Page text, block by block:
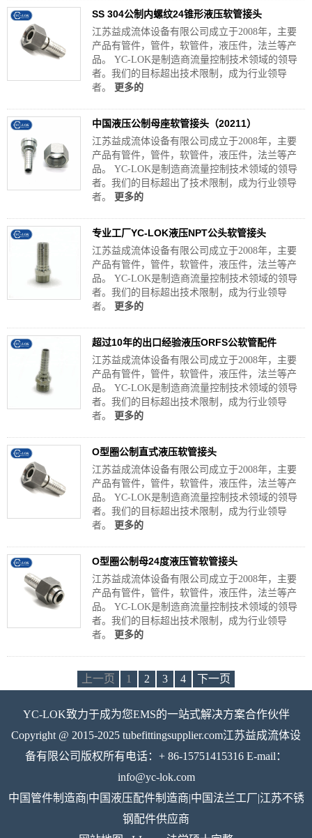
SS 304公制内螺纹24锥形液压软管接头
江苏益成流体设备有限公司成立于2008年，主要
产品有管件，管件，软管件，液压件，法兰等产
品。 YC-LOK是制造商流量控制技术领域的领导
者。我们的目标超出技术限制，成为行业领导
者。
更多的
中国液压公制母座软管接头（20211）
江苏益成流体设备有限公司成立于2008年，主要
产品有管件，管件，软管件，液压件，法兰等产
品。 YC-LOK是制造商流量控制技术领域的领导
者。我们的目标超出了技术限制，成为行业领导
者。
更多的
专业工厂YC-LOK液压NPT公头软管接头
江苏益成流体设备有限公司成立于2008年，主要
产品有管件，管件，软管件，液压件，法兰等产
品。 YC-LOK是制造商流量控制技术领域的领导
者。我们的目标超出技术限制，成为行业领导
者。
更多的
超过10年的出口经验液压ORFS公软管配件
江苏益成流体设备有限公司成立于2008年，主要
产品有管件，管件，软管件，液压件，法兰等产
品。 YC-LOK是制造商流量控制技术领域的领导
者。我们的目标超出技术限制，成为行业领导
者。
更多的
O型圈公制直式液压软管接头
江苏益成流体设备有限公司成立于2008年，主要
产品有管件，管件，软管件，液压件，法兰等产
品。 YC-LOK是制造商流量控制技术领域的领导
者。我们的目标超出技术限制，成为行业领导
者。
更多的
O型圈公制母24度液压管软管接头
江苏益成流体设备有限公司成立于2008年，主要
产品有管件，管件，软管件，液压件，法兰等产
品。 YC-LOK是制造商流量控制技术领域的领导
者。我们的目标超出技术限制，成为行业领导
者。
更多的
上一页 1 2 3 4 下一页
YC-LOK致力于成为您EMS的一站式解决方案合作伙伴
Copyright @ 2015-2025 tubefittingsupplier.com江苏益成流体设
备有限公司版权所有电话：+ 86-15751415316 E-mail：
info@yc-lok.com
中国管件制造商|中国液压配件制造商|中国法兰工厂|江苏不锈
钢配件供应商